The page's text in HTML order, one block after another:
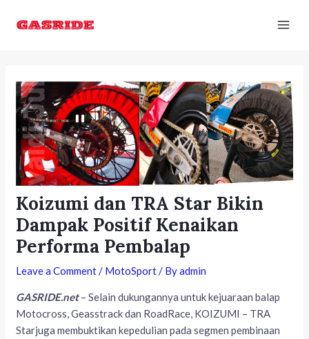
Koizumi dan TRA Star Bikin
Dampak Positif Kenaikan
Performa Pembalap
Leave a Comment/ MotoSport/ Byadmin
GASRIDE.net– Selain dukungannya untuk kejuaraan balap
Motocross, Geasstrack dan RoadRace, KOIZUMI – TRA
Starjuga membuktikan kepedulian pada segmen pembinaan
navigation